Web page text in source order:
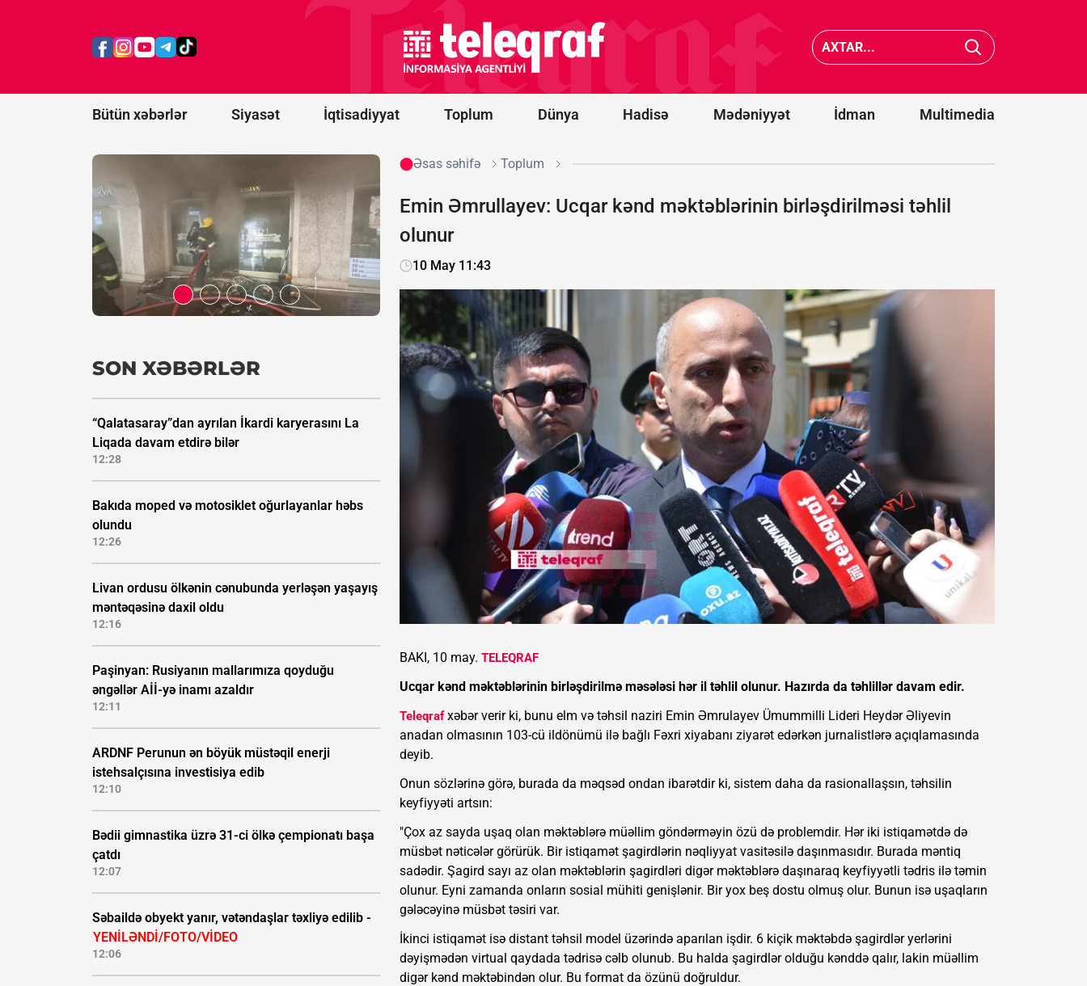
Bütün xəbərlər Siyasət İqtisadiyyat Toplum Dünya Hadisə Mədəniyyət İdman Multimedia
Səbaildə obyekt yanır,
YENİLƏNDİ/FOTO/VİDEO
Ərəbistanı
və
Pakistan
hərbi
ittifaq
İttifaqına
üzvlüklə
bağlı
referendum
bilmərik
SON XƏBƏRLƏR
“Qalatasaray”dan ayrılan İkardi karyerasını La
Liqada davam etdirə bilər
12:28
Bakıda moped və motosiklet oğurlayanlar həbs
olundu
12:26
Livan ordusu ölkənin cənubunda yerləşən yaşayış
məntəqəsinə daxil oldu
12:16
Paşinyan: Rusiyanın mallarımıza qoyduğu
əngəllər Aİİ-yə inamı azaldır
12:11
ARDNF Perunun ən böyük müstəqil enerji
istehsalçısına investisiya edib
12:10
Bədii gimnastika üzrə 31-ci ölkə çempionatı başa
çatdı
12:07
Səbaildə obyekt yanır, vətəndaşlar təxliyə edilib -
YENİLƏNDİ/FOTO/VİDEO
12:06
Əsas səhifə Toplum
Emin Əmrullayev: Ucqar kənd məktəblərinin birləşdirilməsi təhlil
olunur
10 May 11:43
BAKI, 10 may. TELEQRAF
Ucqar kənd məktəblərinin birləşdirilmə məsələsi hər il təhlil olunur. Hazırda da təhlillər davam edir.
Teleqrafxəbər verir ki, bunu elm və təhsil naziri Emin Əmrulayev Ümummilli Lideri Heydər Əliyevin
anadan olmasının 103-cü ildönümü ilə bağlı Fəxri xiyabanı ziyarət edərkən jurnalistlərə açıqlamasında
deyib.
Onun sözlərinə görə, burada da məqsəd ondan ibarətdir ki, sistem daha da rasionallaşsın, təhsilin
keyfiyyəti artsın:
"Çox az sayda uşaq olan məktəblərə müəllim göndərməyin özü də problemdir. Hər iki istiqamətdə də
müsbət nəticələr görürük. Bir istiqamət şagirdlərin nəqliyyat vasitəsilə daşınmasıdır. Burada məntiq
sadədir. Şagird sayı az olan məktəblərin şagirdləri digər məktəblərə daşınaraq keyfiyyətli tədris ilə təmin
olunur. Eyni zamanda onların sosial mühiti genişlənir. Bir yox beş dostu olmuş olur. Bunun isə uşaqların
gələcəyinə müsbət təsiri var.
İkinci istiqamət isə distant təhsil model üzərində aparılan işdir. 6 kiçik məktəbdə şagirdlər yerlərini
dəyişmədən virtual qaydada tədrisə cəlb olunub. Bu halda şagirdlər olduğu kənddə qalır, lakin müəllim
digər kənd məktəbindən olur. Bu format da özünü doğruldur.